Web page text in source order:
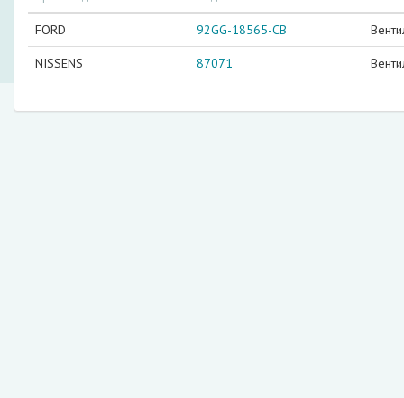
FORD 92GG-18565-CB
NISSENS 87071